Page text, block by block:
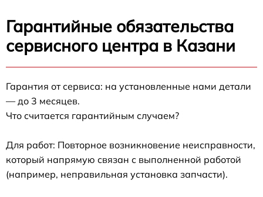
Гарантийные обязательства
сервисного центра в Казани
Гарантия от сервиса: на установленные нами детали
— до 3 месяцев.
Что считается гарантийным случаем?
Для работ: Повторное возникновение неисправности,
который напрямую связан с выполненной работой
(например, неправильная установка запчасти).